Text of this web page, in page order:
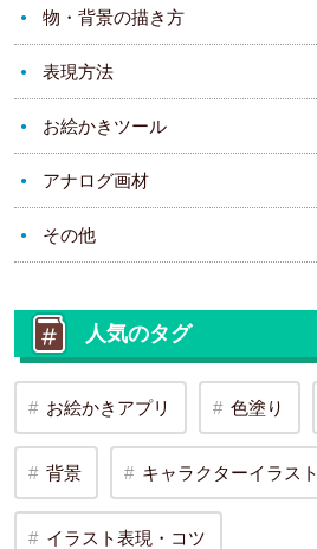
物・背景の描き方
表現方法
お絵かきツール
アナログ画材
その他
人気のタグ
お絵かきアプリ 色塗り
背景 キャラクターイラスト
イラスト表現・コツ